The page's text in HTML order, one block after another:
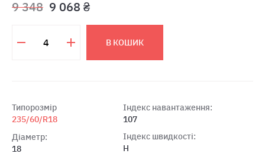
9 348 9 068 ₴
В КОШИК
Типорозмір
235/60/R18
Діаметр:
18
Індекс навантаження:
107
Індекс швидкості:
H